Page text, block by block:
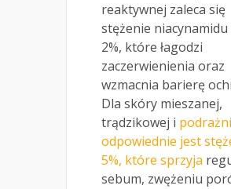
reaktywnej zaleca się
stężenie niacynamidu
2%, które łagodzi
zaczerwienienia oraz
wzmacnia barierę
Dla skóry mieszanej,
trądzikowej i
odpowiednie jest
5%, które sprzyja
sebum, zwężeniu